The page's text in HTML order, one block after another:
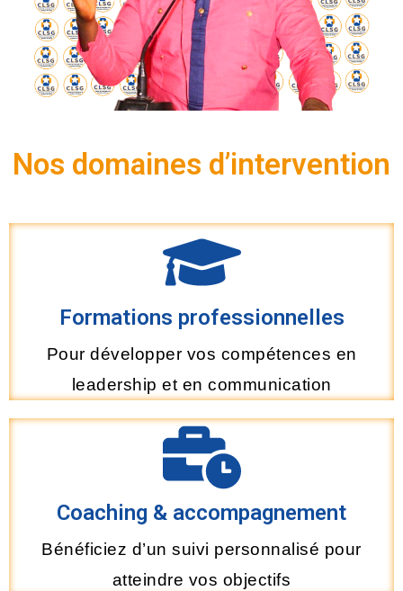
Nos domaines d’intervention
Formations professionnelles
Pour développer vos compétences en
leadership et en communication
Coaching & accompagnement
Bénéficiez d’un suivi personnalisé pour
atteindre vos objectifs